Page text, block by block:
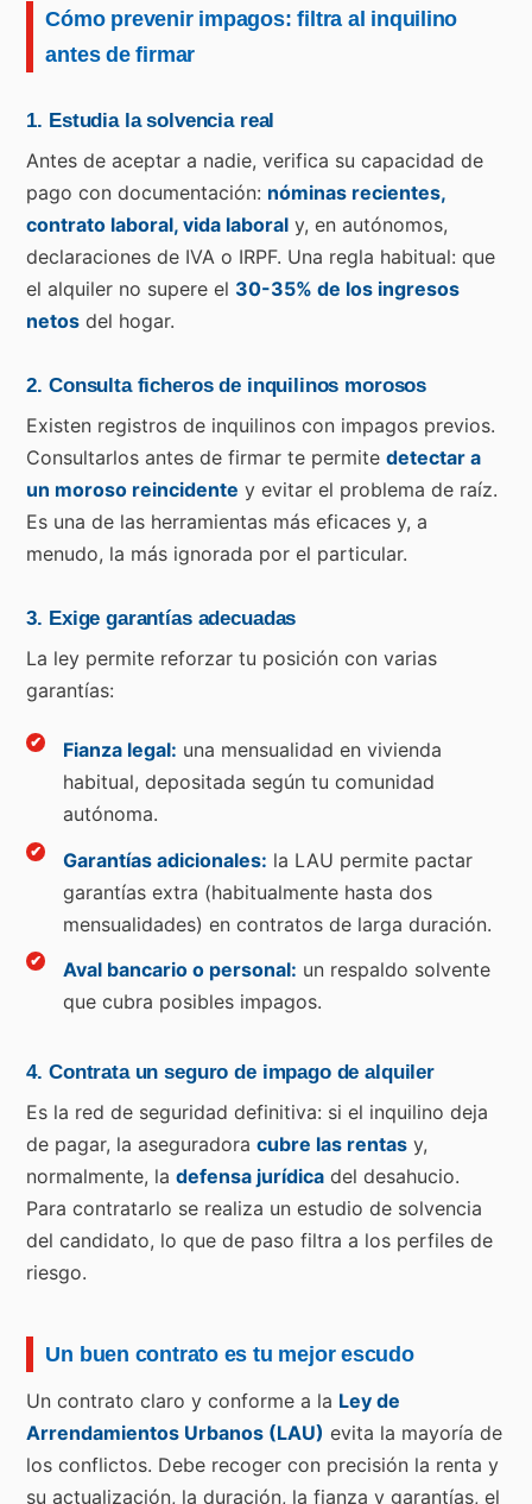
Cómo prevenir impagos: filtra al inquilino
antes de firmar
1. Estudia la solvencia real
Antes de aceptar a nadie, verifica su capacidad de
pago con documentación: nóminas recientes,
contrato laboral, vida laboral y, en autónomos,
declaraciones de IVA o IRPF. Una regla habitual: que
el alquiler no supere el 30-35% de los ingresos
netos del hogar.
2. Consulta ficheros de inquilinos morosos
Existen registros de inquilinos con impagos previos.
Consultarlos antes de firmar te permitedetectar a
un moroso reincidente y evitar el problema de raíz.
Es una de las herramientas más eficaces y, a
menudo, la más ignorada por el particular.
3. Exige garantías adecuadas
La ley permite reforzar tu posición con varias
garantías:
Fianza legal: una mensualidad en vivienda
habitual, depositada según tu comunidad
autónoma.
Garantías adicionales: la LAU permite pactar
garantías extra (habitualmente hasta dos
mensualidades) en contratos de larga duración.
Aval bancario o personal: un respaldo solvente
que cubra posibles impagos.
4. Contrata un seguro de impago de alquiler
Es la red de seguridad definitiva: si el inquilino deja
de pagar, la aseguradoracubre las rentas y,
normalmente, ladefensa jurídica del desahucio.
Para contratarlo se realiza un estudio de solvencia
del candidato, lo que de paso filtra a los perfiles de
riesgo.
Un buen contrato es tu mejor escudo
Un contrato claro y conforme a la Ley de
Arrendamientos Urbanos (LAU) evita la mayoría de
los conflictos. Debe recoger con precisión la renta y
su actualización, la duración, la fianza y garantías, el